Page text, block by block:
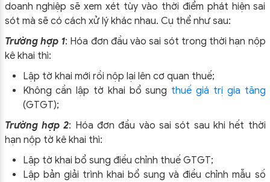
doanh nghiệp sẽ xem xét tùy vào thời điểm phát hiện sai
sót mà sẽ có cách xử lý khác nhau. Cụ thể như sau:
Trường hợp 1: Hóa đơn đầu vào sai sót trong thời hạn nộp
kê khai thì:
Lập tờ khai mới rồi nộp lại lên cơ quan thuế;
Không cần lập tờ khai bổ sung thuế giá trị gia tăng
(GTGT);
Trường hợp 2: Hóa đơn đầu vào sai sót sau khi hết thời
hạn nộp tờ kê khai thì:
Lập tờ khai bổ sung điều chỉnh thuế GTGT;
Lập bản giải trình khai bổ sung và điều chỉnh mẫu số